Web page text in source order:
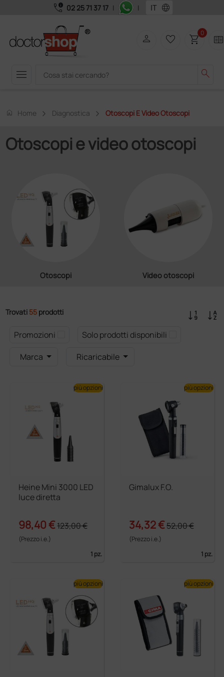
call_quality 02 25 71 37 17 | | language
menu search
person favorite_border shopping_cart0 two_pager
home Home Diagnostica Otoscopi E Video Otoscopi
Otoscopi e video otoscopi
Otoscopi Video otoscopi
Trovati 55 prodotti
Promozioni
Solo prodotti disponibili
Marca
Ricaricabile
Heine Mini 3000 LED
luce diretta
98,40 €123,00 €
(Prezzo i.e.)
1 pz.
più opzioni
Gimalux F.O.
34,32 €52,00 €
(Prezzo i.e.)
1 pz.
più opzioni
più opzioni più opzioni